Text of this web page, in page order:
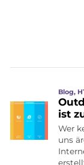
Blog,
ist
Wer
uns